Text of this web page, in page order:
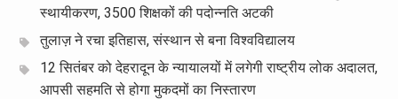
स्थायीकरण, 3500 शिक्षकों की पदोन्नति अटकी
तुलाज़ ने रचा इतिहास, संस्थान से बना विश्वविद्यालय
12 सितंबर को देहरादून के न्यायालयों में लगेगी राष्ट्रीय लोक अदालत,
आपसी सहमति से होगा मुकदमों का निस्तारण